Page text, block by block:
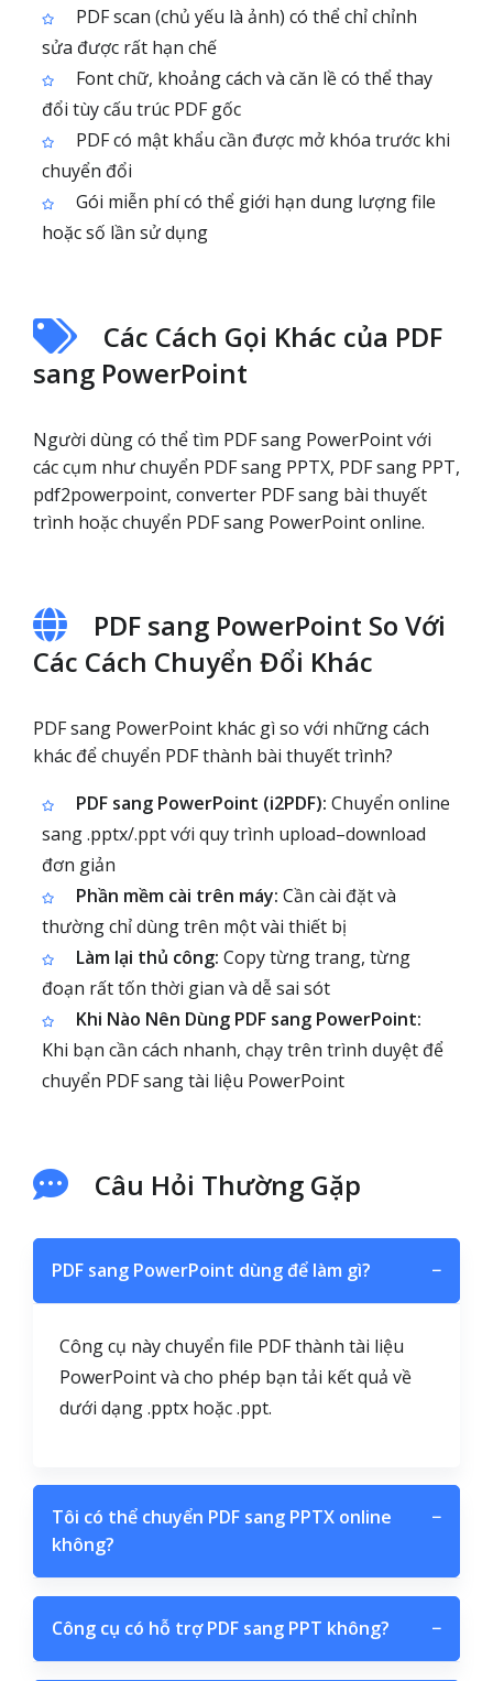
PDF scan (chủ yếu là ảnh) có thể chỉ chỉnh
sửa được rất hạn chế
Font chữ, khoảng cách và căn lề có thể thay
đổi tùy cấu trúc PDF gốc
PDF có mật khẩu cần được mở khóa trước khi
chuyển đổi
Gói miễn phí có thể giới hạn dung lượng file
hoặc số lần sử dụng
Các Cách Gọi Khác của PDF
sang PowerPoint
Người dùng có thể tìm PDF sang PowerPoint với
các cụm như chuyển PDF sang PPTX, PDF sang PPT,
pdf2powerpoint, converter PDF sang bài thuyết
trình hoặc chuyển PDF sang PowerPoint online.
PDF sang PowerPoint So Với
Các Cách Chuyển Đổi Khác
PDF sang PowerPoint khác gì so với những cách
khác để chuyển PDF thành bài thuyết trình?
PDF sang PowerPoint (i2PDF): Chuyển online
sang .pptx/.ppt với quy trình upload–download
đơn giản
Phần mềm cài trên máy: Cần cài đặt và
thường chỉ dùng trên một vài thiết bị
Làm lại thủ công: Copy từng trang, từng
đoạn rất tốn thời gian và dễ sai sót
Khi Nào Nên Dùng PDF sang PowerPoint:
Khi bạn cần cách nhanh, chạy trên trình duyệt để
chuyển PDF sang tài liệu PowerPoint
Câu Hỏi Thường Gặp
PDF sang PowerPoint dùng để làm gì? −
Công cụ này chuyển file PDF thành tài liệu
PowerPoint và cho phép bạn tải kết quả về
dưới dạng .pptx hoặc .ppt.
Tôi có thể chuyển PDF sang PPTX online
không?
−
Công cụ có hỗ trợ PDF sang PPT không? −